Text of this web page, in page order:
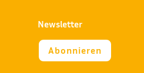
Newsletter
Abonnieren